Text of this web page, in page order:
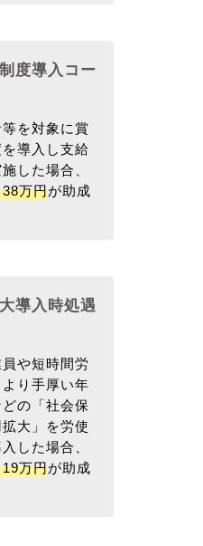
度導入コー
を対象に賞
導入し支給
した場合、
万円が助成
導入時処遇
や短時間労
り手厚い年
の「社会保
大」を労使
した場合、
万円が助成